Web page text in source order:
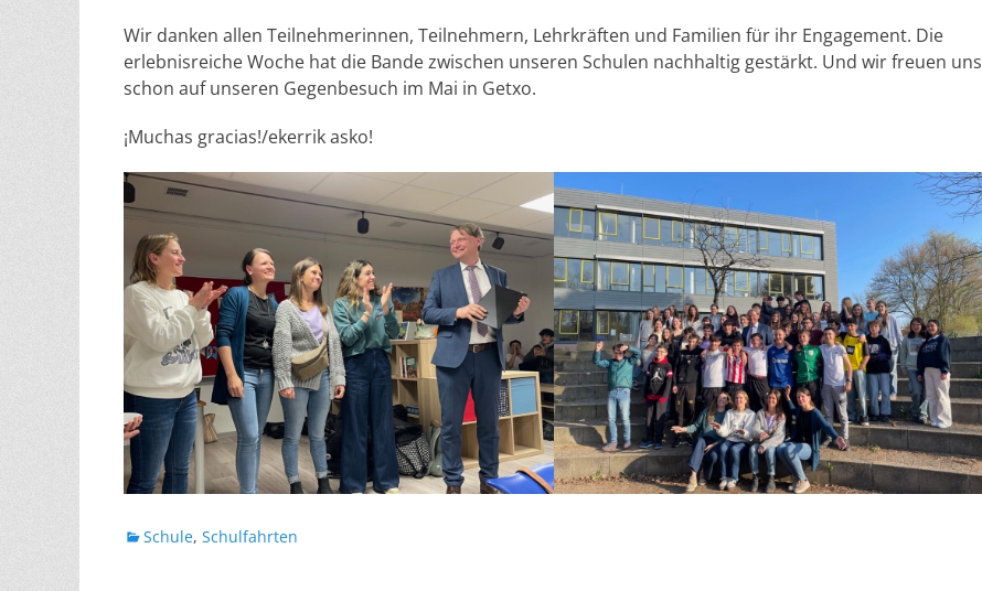
Wir danken allen Teilnehmerinnen, Teilnehmern, Lehrkräften und Familien für ihr Engagement. Die
erlebnisreiche Woche hat die Bande zwischen unseren Schulen nachhaltig gestärkt. Und wir freuen uns
schon auf unseren Gegenbesuch im Mai in Getxo.
¡Muchas gracias!/ekerrik asko!
Kategorien
Schule, Schulfahrten